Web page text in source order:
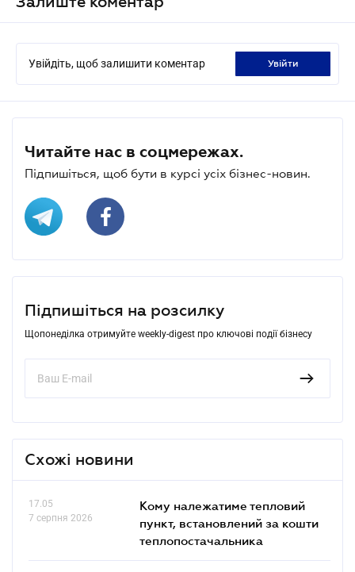
Увійдіть, щоб залишити коментар увійти
Читайте нас в соцмережах.
Підпишіться, щоб бути в курсі усіх бізнес-новин.
Підпишіться на розсилку
Щопонеділка отримуйте weekly-digest про ключові події бізнесу
Схожі новини
17.05
7 серпня 2026
Кому належатиме тепловий
пункт, встановлений за кошти
теплопостачальника